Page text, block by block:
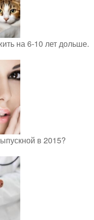
на 6-10 лет дольше.
в 2015?